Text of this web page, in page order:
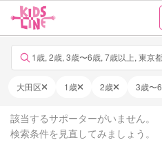
1歳, 2歳, 3歳〜6歳, 7歳以上, 東京
大田区 1歳 2歳 3歳〜
該当するサポーターがいません。
検索条件を見直してみましょう。